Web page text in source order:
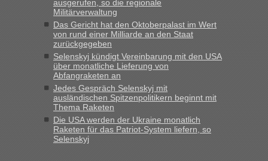
Berichte und Reisetipps • Re: An welchem
Grenzübergang zwischen Polen und der Ukraine geht es am
schnellsten?
„Wir sind mit unserem Wohnmobil, wie geplant am Montag
15.6. in Krakovets rüber. Sehr zeitig los gegen 5 Uhr in der
Früh. Mit sehr sehr wenig Verkehr, super bis zur Grenze. Nur
8 PKW vor der Schranke....“
Berichte und Reisetipps • Re: An welchem
Grenzübergang zwischen Polen und der Ukraine geht es am
schnellsten?
„Gestern 6 Stunden warten vor der Grenze Richtung Polen
ausgerufen, so die regionale
Militärverwaltung
Das Gericht hat den Oktoberpalast im Wert
von rund einer Milliarde an den Staat
zurückgegeben
Selenskyj kündigt Vereinbarung mit den USA
über monatliche Lieferung von
Abfangraketen an
Jedes Gespräch Selenskyj mit
ausländischen Spitzenpolitikern beginnt mit
Thema Raketen
Die USA werden der Ukraine monatlich
Raketen für das Patriot-System liefern, so
Selenskyj